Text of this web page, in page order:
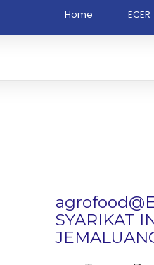
Home ECER
SYARIKAT